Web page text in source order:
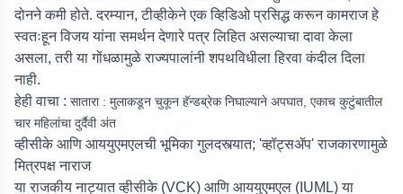
दोनने कमी होते. दरम्यान, टीव्हीकेने एक व्हिडिओ प्रसिद्ध करून कामराज हे
स्वतःहून विजय यांना समर्थन देणारे पत्र लिहित असल्याचा दावा केला
असला, तरी या गोंधळामुळे राज्यपालांनी शपथविधीला हिरवा कंदील दिला
नाही.
हेही वाचा : सातारा : मुलाकडून चुकून हॅन्डब्रेक निघाल्याने अपघात, एकाच कुटुंबातील
चार महिलांचा दुर्दैवी अंत
व्हीसीके आणि आययुएमएलची भूमिका गुलदस्त्यात; 'व्हॉट्सॲप' राजकारणामुळे
मित्रपक्ष नाराज
या राजकीय नाट्यात व्हीसीके (VCK) आणि आययुएमएल (IUML) या